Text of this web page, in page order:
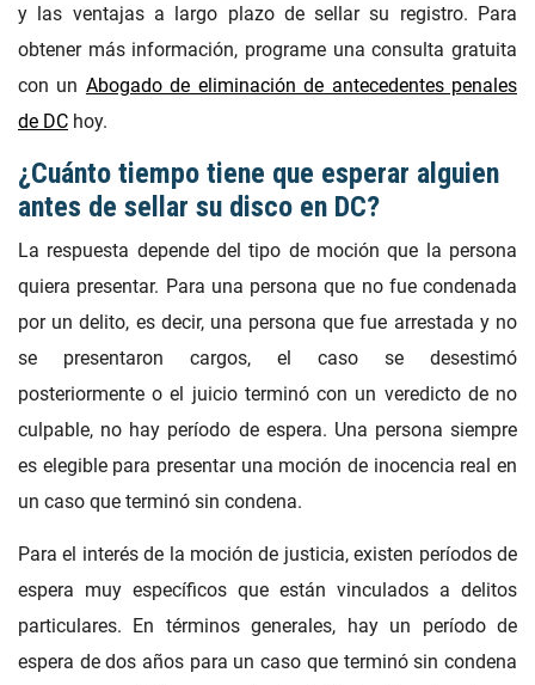
y las ventajas a largo plazo de sellar su registro. Para
obtener más información, programe una consulta gratuita
con un Abogado de eliminación de antecedentes penales
de DC hoy.
¿Cuánto tiempo tiene que esperar alguien
antes de sellar su disco en DC?
La respuesta depende del tipo de moción que la persona
quiera presentar. Para una persona que no fue condenada
por un delito, es decir, una persona que fue arrestada y no
se presentaron cargos, el caso se desestimó
posteriormente o el juicio terminó con un veredicto de no
culpable, no hay período de espera. Una persona siempre
es elegible para presentar una moción de inocencia real en
un caso que terminó sin condena.
Para el interés de la moción de justicia, existen períodos de
espera muy específicos que están vinculados a delitos
particulares. En términos generales, hay un período de
espera de dos años para un caso que terminó sin condena